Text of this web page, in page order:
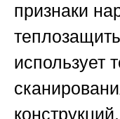
признаки
использует